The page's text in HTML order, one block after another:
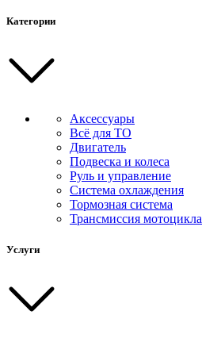
Категории
Аксессуары
Всё для ТО
Двигатель
Подвеска и колеса
Руль и управление
Система охлаждения
Тормозная система
Трансмиссия мотоцикла
Услуги